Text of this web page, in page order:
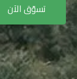
تسوّق الآن